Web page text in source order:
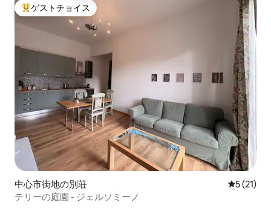
大好評のゲストチョイスです。
ゲストチョイス
中心市街地の別荘 レビュー
5 (21)
テリーの庭園 - ジェルソミーノ